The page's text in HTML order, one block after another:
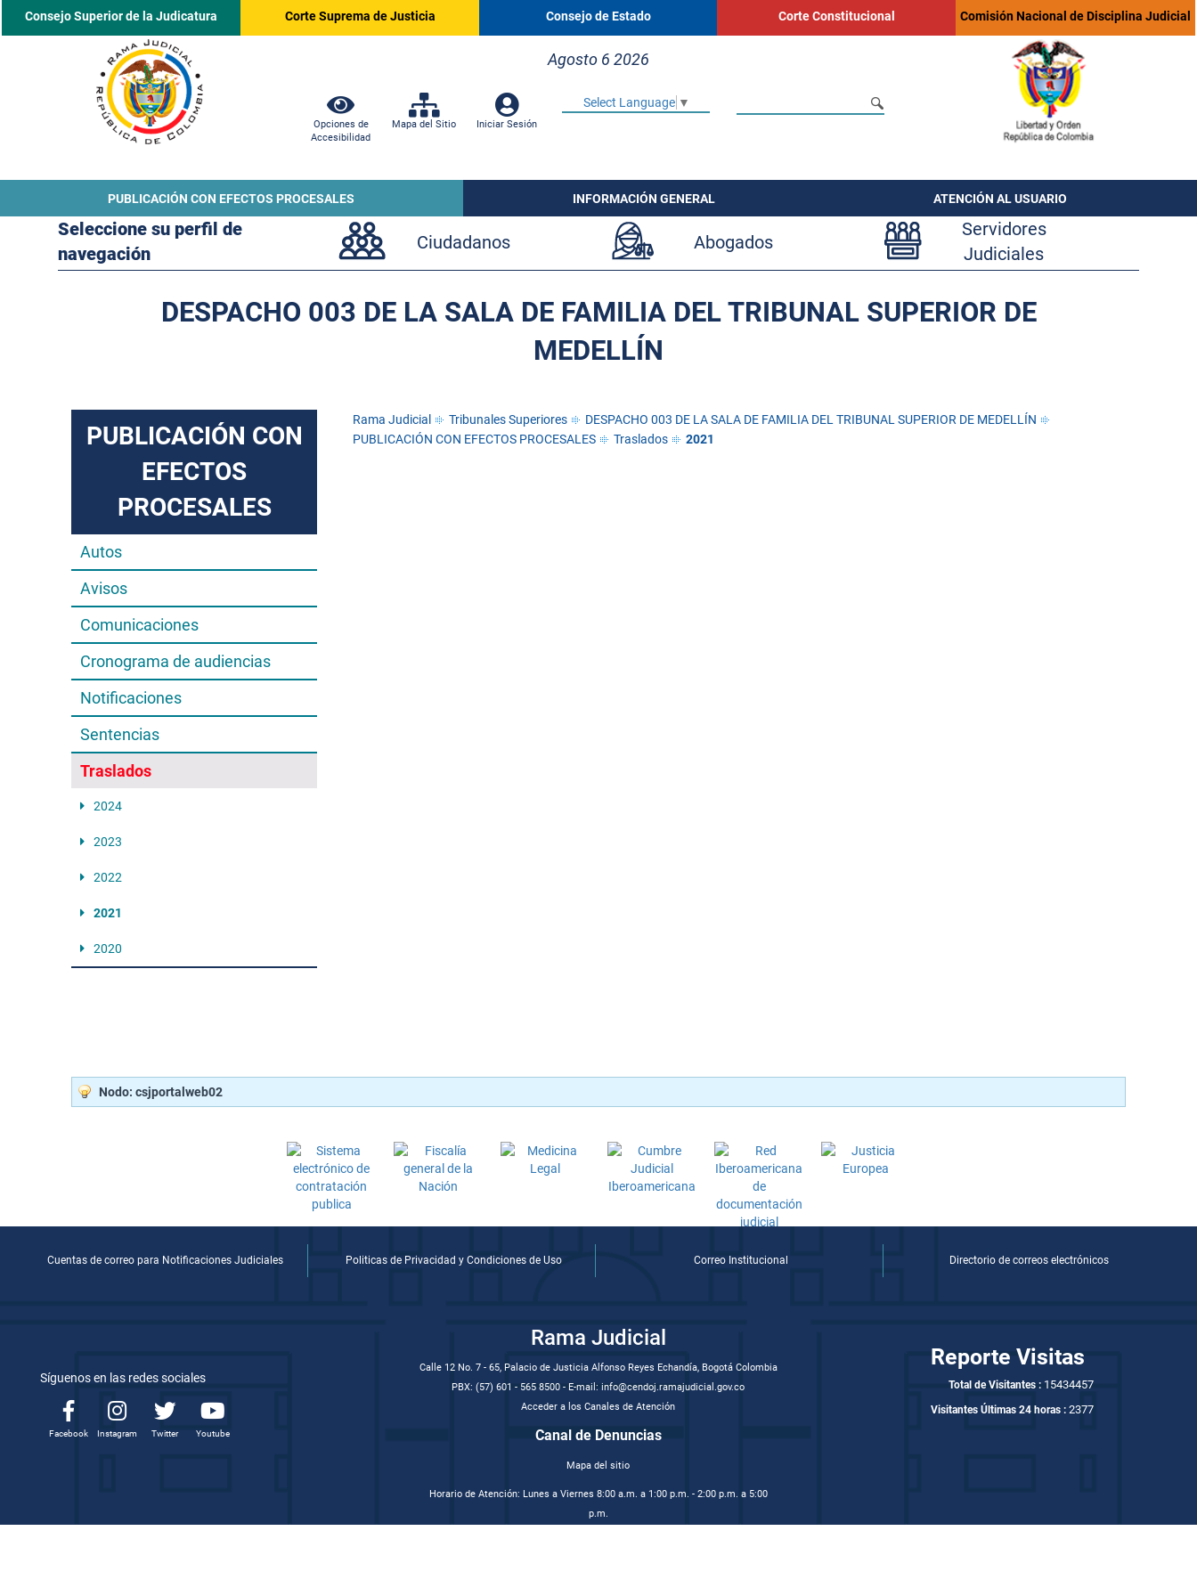
Consejo Superior de la Judicatura Corte Suprema de Justicia Consejo de Estado Corte Constitucional Comisión Nacional de Disciplina Judicial
Agosto 6 2026
Opciones de
Accesibilidad
Mapa del Sitio Iniciar Sesión
Select Language ▼
PUBLICACIÓN CON EFECTOS PROCESALES INFORMACIÓN GENERAL ATENCIÓN AL USUARIO
Seleccione su perfil de
navegación
Ciudadanos Abogados
Servidores
Judiciales
DESPACHO 003 DE LA SALA DE FAMILIA DEL TRIBUNAL SUPERIOR DE
MEDELLÍN
PUBLICACIÓN CON
EFECTOS
PROCESALES
Autos
Avisos
Comunicaciones
Cronograma de audiencias
Notificaciones
Sentencias
Traslados
2024
2023
2022
2021
2020
Rama Judicial Tribunales Superiores
DESPACHO 003 DE LA SALA DE FAMILIA DEL TRIBUNAL SUPERIOR DE MEDELLÍN
PUBLICACIÓN CON EFECTOS PROCESALES
Traslados 2021
Nodo: csjportalweb02
Cuentas de correo para Notificaciones Judiciales Politicas de Privacidad y Condiciones de Uso Correo Institucional Directorio de correos electrónicos
Síguenos en las redes sociales
Facebook Instagram Twitter Youtube
Rama Judicial
Calle 12 No. 7 - 65, Palacio de Justicia Alfonso Reyes Echandía, Bogotá Colombia
PBX: (57) 601 - 565 8500 - E-mail: info@cendoj.ramajudicial.gov.co
Acceder a los Canales de Atención
Canal de Denuncias
Mapa del sitio
Horario de Atención: Lunes a Viernes 8:00 a.m. a 1:00 p.m. - 2:00 p.m. a 5:00
p.m.
Reporte Visitas
Total de Visitantes : 15434457
Visitantes Últimas 24 horas : 2377